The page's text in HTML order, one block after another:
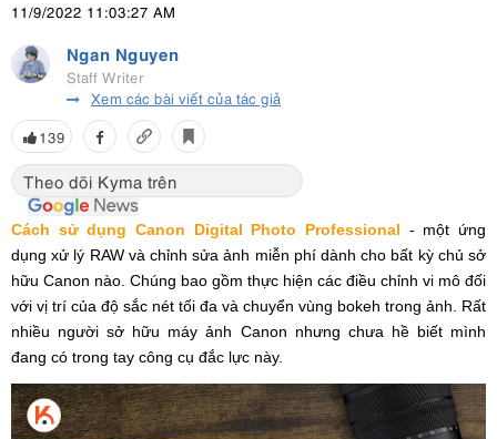
11/9/2022 11:03:27 AM
Ngan Nguyen
Staff Writer
Xem các bài viết của tác giả
139
Theo dõi Kyma trên
Cách sử dụng Canon Digital Photo Professional - một ứng
dụng xử lý RAW và chỉnh sửa ảnh miễn phí dành cho bất kỳ chủ sở
hữu Canon nào. Chúng bao gồm thực hiện các điều chỉnh vi mô đối
với vị trí của độ sắc nét tối đa và chuyển vùng bokeh trong ảnh. Rất
nhiều người sở hữu máy ảnh Canon nhưng chưa hề biết mình
đang có trong tay công cụ đắc lực này.